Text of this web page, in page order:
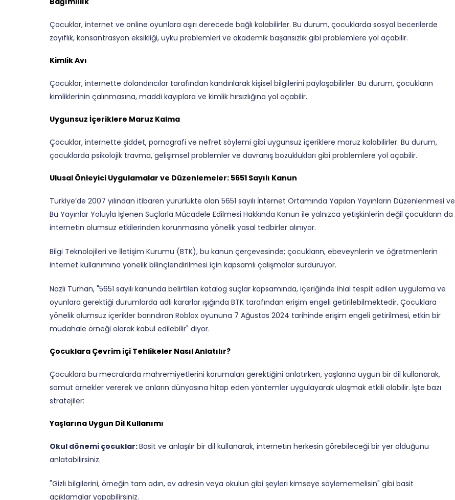
Çocuklar, internet ve online oyunlara aşırı derecede bağlı kalabilirler. Bu durum, çocuklarda sosyal becerilerde
zayıflık, konsantrasyon eksikliği, uyku problemleri ve akademik başarısızlık gibi problemlere yol açabilir.
Kimlik Avı
Çocuklar, internette dolandırıcılar tarafından kandırılarak kişisel bilgilerini paylaşabilirler. Bu durum, çocukların
kimliklerinin çalınmasına, maddi kayıplara ve kimlik hırsızlığına yol açabilir.
Uygunsuz İçeriklere Maruz Kalma
Çocuklar, internette şiddet, pornografi ve nefret söylemi gibi uygunsuz içeriklere maruz kalabilirler. Bu durum,
çocuklarda psikolojik travma, gelişimsel problemler ve davranış bozuklukları gibi problemlere yol açabilir.
Ulusal Önleyici Uygulamalar ve Düzenlemeler: 5651 Sayılı Kanun
Türkiye’de 2007 yılından itibaren yürürlükte olan 5651 sayılı İnternet Ortamında Yapılan Yayınların Düzenlenmesi ve
Bu Yayınlar Yoluyla İşlenen Suçlarla Mücadele Edilmesi Hakkında Kanun ile yalnızca yetişkinlerin değil çocukların da
internetin olumsuz etkilerinden korunmasına yönelik yasal tedbirler alınıyor.
Bilgi Teknolojileri ve İletişim Kurumu (BTK), bu kanun çerçevesinde; çocukların, ebeveynlerin ve öğretmenlerin
internet kullanımına yönelik bilinçlendirilmesi için kapsamlı çalışmalar sürdürüyor.
Nazlı Turhan, "5651 sayılı kanunda belirtilen katalog suçlar kapsamında, içeriğinde ihlal tespit edilen uygulama ve
oyunlara gerektiği durumlarda adli kararlar ışığında BTK tarafından erişim engeli getirilebilmektedir. Çocuklara
yönelik olumsuz içerikler barındıran Roblox oyununa 7 Ağustos 2024 tarihinde erişim engeli getirilmesi, etkin bir
müdahale örneği olarak kabul edilebilir" diyor.
Çocuklara Çevrim içi Tehlikeler Nasıl Anlatılır?
Çocuklara bu mecralarda mahremiyetlerini korumaları gerektiğini anlatırken, yaşlarına uygun bir dil kullanarak,
somut örnekler vererek ve onların dünyasına hitap eden yöntemler uygulayarak ulaşmak etkili olabilir. İşte bazı
stratejiler:
Yaşlarına Uygun Dil Kullanımı
Okul dönemi çocuklar:Basit ve anlaşılır bir dil kullanarak, internetin herkesin görebileceği bir yer olduğunu
anlatabilirsiniz.
"Gizli bilgilerini, örneğin tam adın, ev adresin veya okulun gibi şeyleri kimseye söylememelisin" gibi basit
açıklamalar yapabilirsiniz.